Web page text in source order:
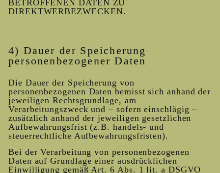
BETROFFENEN DATEN ZU
DIREKTWERBEZWECKEN.
4) Dauer der Speicherung
personenbezogener Daten
Die Dauer der Speicherung von
personenbezogenen Daten bemisst sich anhand der
jeweiligen Rechtsgrundlage, am
Verarbeitungszweck und – sofern einschlägig –
zusätzlich anhand der jeweiligen gesetzlichen
Aufbewahrungsfrist (z.B. handels- und
steuerrechtliche Aufbewahrungsfristen).
Bei der Verarbeitung von personenbezogenen
Daten auf Grundlage einer ausdrücklichen
Einwilligung gemäß Art. 6 Abs. 1 lit. a DSGVO